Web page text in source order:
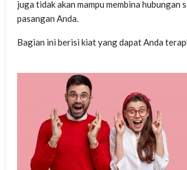
juga tidak akan mampu membina hubungan
pasangan Anda.
Bagian ini berisi kiat yang dapat Anda